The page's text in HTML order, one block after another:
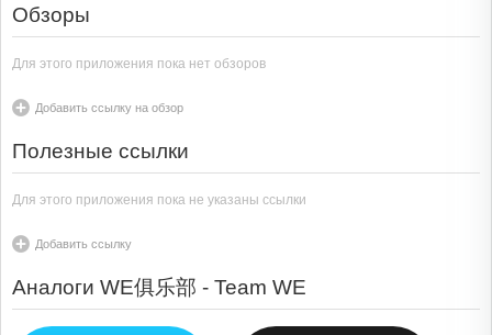
Обзоры
Для этого приложения пока нет обзоров
Добавить ссылку на обзор
Полезные ссылки
Для этого приложения пока не указаны ссылки
Добавить ссылку
Аналоги WE俱乐部 - Team WE